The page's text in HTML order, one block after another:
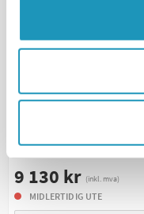
Grizzly 550/700 2009-2014
9 130 kr (inkl. mva)
MIDLERTIDIG UTE